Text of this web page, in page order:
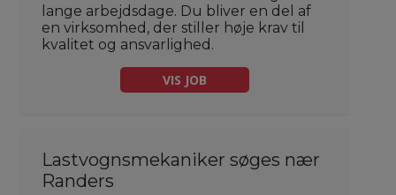
lange arbejdsdage. Du bliver en del af
en virksomhed, der stiller høje krav til
kvalitet og ansvarlighed.
VIS JOB
Lastvognsmekaniker søges nær
Randers